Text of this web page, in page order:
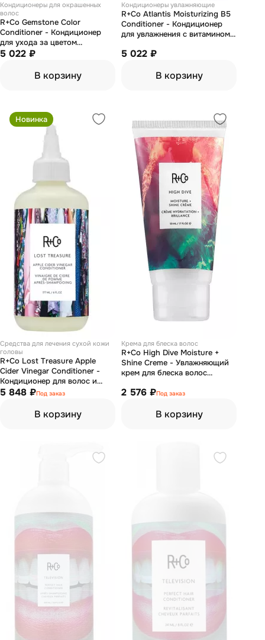
Кондиционеры для окрашенных
волос
R+Co Gemstone Color
Conditioner - Кондиционер
для ухода за цветом
"калейдоскоп" 251 мл
5 022 ₽
В корзину
Кондиционеры увлажняющие
R+Co Atlantis Moisturizing B5
Conditioner - Кондиционер
для увлажнения с витамином
5 022 ₽
В корзину
Новинка
Средства для лечения сухой кожи
головы
R+Co Lost Treasure Apple
Cider Vinegar Conditioner -
Кондиционер для волос и
кожи головы с яблочным
5 848 ₽Под заказ
В корзину
Крема для блеска волос
R+Co High Dive Moisture +
Shine Creme - Увлажняющий
крем для блеска волос
2 576 ₽Под заказ
В корзину